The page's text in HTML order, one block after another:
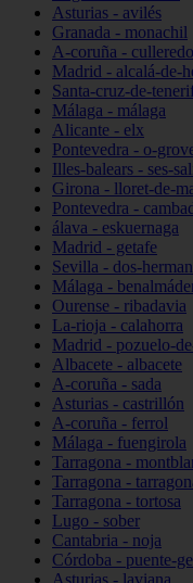
Asturias - avilés
Granada - monachil
A-coruña - culleredo
Madrid - alcalá-de-
Santa-cruz-de-
Málaga - málaga
Alicante - elx
Pontevedra - o-
Illes-balears - ses-
Girona - lloret-de-
Pontevedra -
álava - eskuernaga
Madrid - getafe
Sevilla - dos-
Málaga -
Ourense - ribadavia
La-rioja - calahorra
Madrid - pozuelo-
Albacete - albacete
A-coruña - sada
Asturias - castrillón
A-coruña - ferrol
Málaga - fuengirola
Tarragona -
Tarragona -
Tarragona - tortosa
Lugo - sober
Cantabria - noja
Córdoba - puente-
Asturias - laviana